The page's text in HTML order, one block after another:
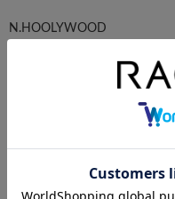
N.HOOLYWOOD